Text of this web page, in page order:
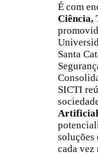
É com
Ciência,
Santa
SICTI
Artificial
soluções
cada vez